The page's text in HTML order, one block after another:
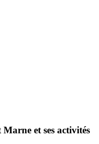
et ses activités